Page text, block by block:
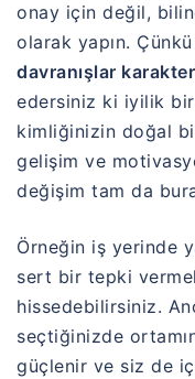
onay için değil,
olarak yapın. Çünkü
davranışlar
edersiniz ki iyilik bir
kimliğinizin doğal
gelişim ve
değişim tam da
Örneğin iş yerinde
sert bir tepki
hissedebilirsiniz.
seçtiğinizde
güçlenir ve siz de